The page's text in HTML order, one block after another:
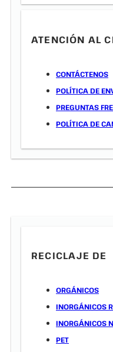
ATENCIÓN AL
CONTÁCTENOS
POLÍTICA DE
PREGUNTAS
POLÍTICA DE
RECICLAJE DE
ORGÁNICOS
INORGÁNICOS
INORGÁNICOS
PET